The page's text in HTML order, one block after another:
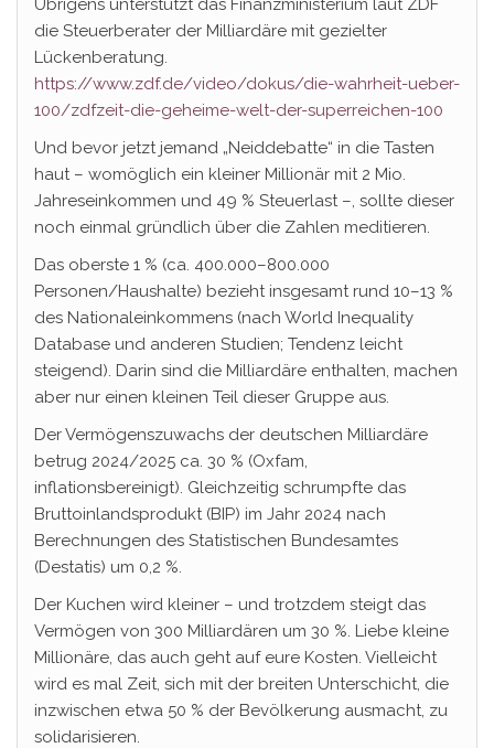
Übrigens unterstützt das Finanzministerium laut ZDF
die Steuerberater der Milliardäre mit gezielter
Lückenberatung.
https://www.zdf.de/video/dokus/die-wahrheit-ueber-
100/zdfzeit-die-geheime-welt-der-superreichen-100
Und bevor jetzt jemand „Neiddebatte“ in die Tasten
haut – womöglich ein kleiner Millionär mit 2 Mio.
Jahreseinkommen und 49 % Steuerlast –, sollte dieser
noch einmal gründlich über die Zahlen meditieren.
Das oberste 1 % (ca. 400.000–800.000
Personen/Haushalte) bezieht insgesamt rund 10–13 %
des Nationaleinkommens (nach World Inequality
Database und anderen Studien; Tendenz leicht
steigend). Darin sind die Milliardäre enthalten, machen
aber nur einen kleinen Teil dieser Gruppe aus.
Der Vermögenszuwachs der deutschen Milliardäre
betrug 2024/2025 ca. 30 % (Oxfam,
inflationsbereinigt). Gleichzeitig schrumpfte das
Bruttoinlandsprodukt (BIP) im Jahr 2024 nach
Berechnungen des Statistischen Bundesamtes
(Destatis) um 0,2 %.
Der Kuchen wird kleiner – und trotzdem steigt das
Vermögen von 300 Milliardären um 30 %. Liebe kleine
Millionäre, das auch geht auf eure Kosten. Vielleicht
wird es mal Zeit, sich mit der breiten Unterschicht, die
inzwischen etwa 50 % der Bevölkerung ausmacht, zu
solidarisieren.